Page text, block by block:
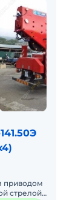
приводом
стрелой: